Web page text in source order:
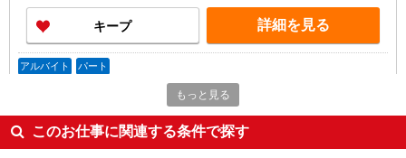
キープ 詳細を見る
アルバイト パート
グループホーム ソラストゆうか小田井/2380000013-020
介護施設看護師（役職なし）
時給1,685円〜1,980円（経験・能力等による）
愛知県名古屋市西区中小田井2-425
もっと見る
このお仕事に関連する条件で探す